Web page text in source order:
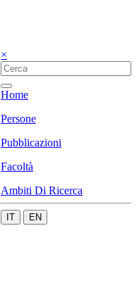
×
Home
Persone
Pubblicazioni
Facoltà
Ambiti Di Ricerca
IT EN